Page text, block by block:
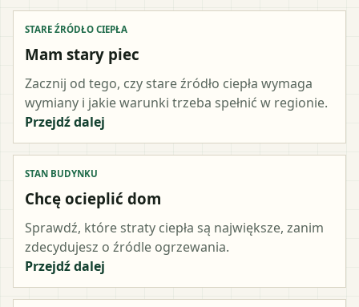
STARE ŹRÓDŁO CIEPŁA
Mam stary piec
Zacznij od tego, czy stare źródło ciepła wymaga
wymiany i jakie warunki trzeba spełnić w regionie.
Przejdź dalej
STAN BUDYNKU
Chcę ocieplić dom
Sprawdź, które straty ciepła są największe, zanim
zdecydujesz o źródle ogrzewania.
Przejdź dalej